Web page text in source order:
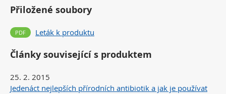
Přiložené soubory
Leták k produktu
Články související s produktem
25. 2. 2015
Jedenáct nejlepších přírodních antibiotik a jak je používat